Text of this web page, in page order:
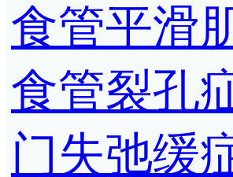
食管平滑
食管裂孔
门失弛缓